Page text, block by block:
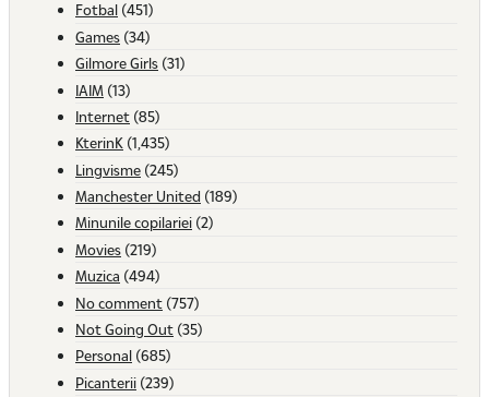
Fotbal (451)
Games (34)
Gilmore Girls (31)
IAIM (13)
Internet (85)
KterinK (1,435)
Lingvisme (245)
Manchester United (189)
Minunile copilariei (2)
Movies (219)
Muzica (494)
No comment (757)
Not Going Out (35)
Personal (685)
Picanterii (239)